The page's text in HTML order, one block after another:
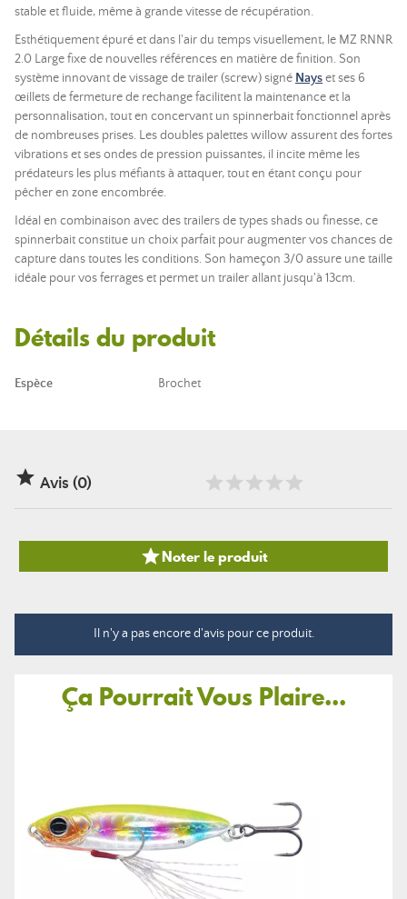
stable et fluide, même à grande vitesse de récupération.
Esthétiquement épuré et dans l'air du temps visuellement, le MZ RNNR
2.0 Large fixe de nouvelles références en matière de finition. Son
système innovant de vissage de trailer (screw) signé Nayset ses 6
œillets de fermeture de rechange facilitent la maintenance et la
personnalisation, tout en concervant un spinnerbait fonctionnel après
de nombreuses prises. Les doubles palettes willow assurent des fortes
vibrations et ses ondes de pression puissantes, il incite même les
prédateurs les plus méfiants à attaquer, tout en étant conçu pour
pêcher en zone encombrée.
Idéal en combinaison avec des trailers de types shads ou finesse, ce
spinnerbait constitue un choix parfait pour augmenter vos chances de
capture dans toutes les conditions. Son hameçon 3/0 assure une taille
idéale pour vos ferrages et permet un trailer allant jusqu'à 13cm.
Détails du produit
Espèce Brochet
 Avis (0)
Noter le produit
Il n'y a pas encore d'avis pour ce produit.
Ça Pourrait Vous Plaire...